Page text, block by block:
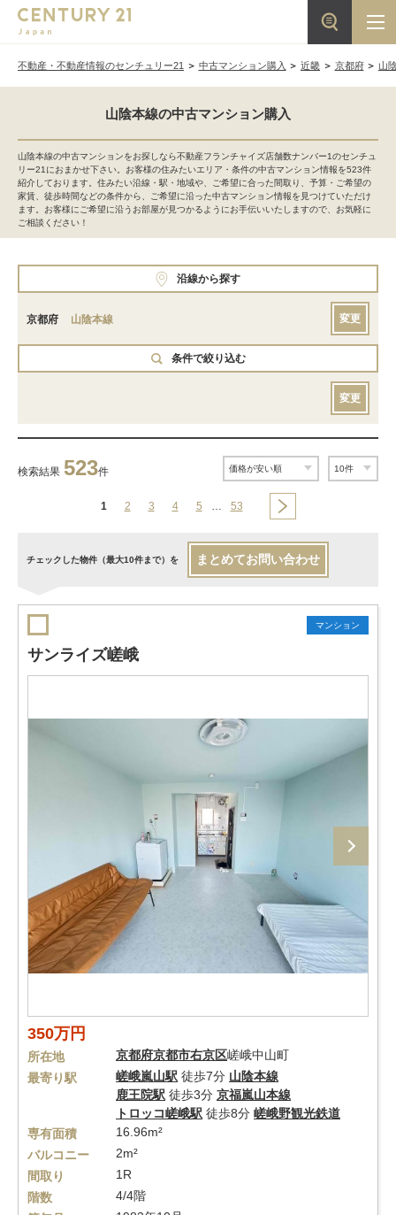
不動産・不動産情報のセンチュリー21 中古マンション購入 近畿 京都府 山
山陰本線の中古マンション購入
山陰本線の中古マンションをお探しなら不動産フランチャイズ店舗数ナンバー1のセンチュ
リー21におまかせ下さい。お客様の住みたいエリア・条件の中古マンション情報を523件
紹介しております。住みたい沿線・駅・地域や、ご希望に合った間取り、予算・ご希望の
家賃、徒歩時間などの条件から、ご希望に沿った中古マンション情報を見つけていただけ
ます。お客様にご希望に沿うお部屋が見つかるようにお手伝いいたしますので、お気軽に
ご相談ください！
沿線から探す
京都府 山陰本線 変更
条件で絞り込む
変更
検索結果 523件
1 2 3 4 5 … 53
チェックした物件（最大10件まで）を まとめてお問い合わせ
マンション
サンライズ嵯峨
350万円
所在地 京都府京都市右京区嵯峨中山町
最寄り駅
嵯峨嵐山駅 徒歩7分 山陰本線
鹿王院駅 徒歩3分 京福嵐山本線
トロッコ嵯峨駅 徒歩8分 嵯峨野観光鉄道
専有面積
16.96m²
バルコニー
2m²
間取り
1R
階数
4/4階